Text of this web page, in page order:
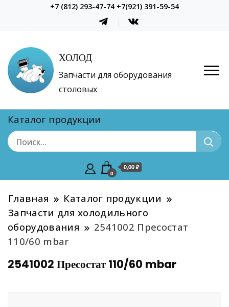
+7 (812) 293-47-74 +7(921) 391-59-54
ХОЛОД
Запчасти для оборудования
столовых
Каталог продукции
0
0,00 ₽
Главная
Каталог продукции
Запчасти для холодильного
оборудования
2541002 Пресостат
110/60 mbar
2541002 Пресостат 110/60 mbar